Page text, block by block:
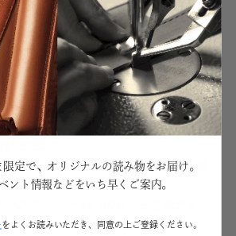
用意に操作を行わないようにご注意く
ている上記メール内容の特徴として、
の注文確認メールとして送信されてい
があり、「506-8642869-
性があり、「福岡県飯塚市~」と記載
限定で、オリジナルの読み物をお届け。
ント情報などをいち早くご案内。
をよくお読みいただき、同意の上ご登録ください。